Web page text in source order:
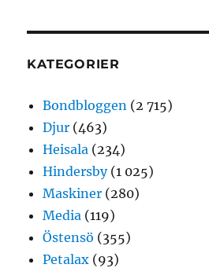
KATEGORIER
Bondbloggen (2 715)
Djur (463)
Heisala (234)
Hindersby(1 025)
Maskiner (280)
Media (119)
Östensö (355)
Petalax (93)